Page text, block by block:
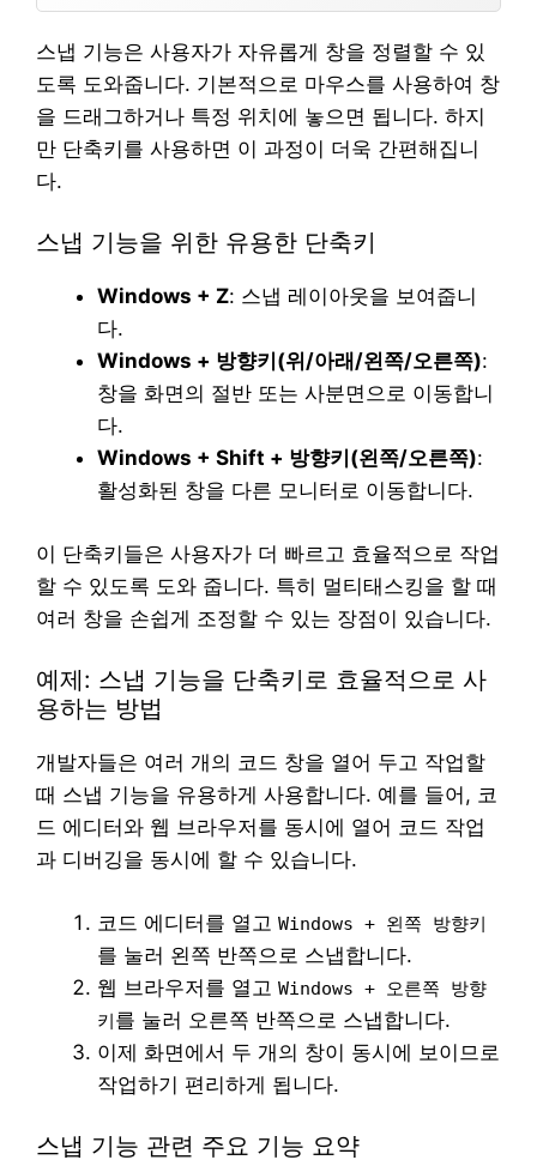
스냅 기능은 사용자가 자유롭게 창을 정렬할 수 있
도록 도와줍니다. 기본적으로 마우스를 사용하여 창
을 드래그하거나 특정 위치에 놓으면 됩니다. 하지
만 단축키를 사용하면 이 과정이 더욱 간편해집니
다.
스냅 기능을 위한 유용한 단축키
Windows + Z: 스냅 레이아웃을 보여줍니
다.
Windows + 방향키(위/아래/왼쪽/오른쪽):
창을 화면의 절반 또는 사분면으로 이동합니
다.
Windows + Shift + 방향키(왼쪽/오른쪽):
활성화된 창을 다른 모니터로 이동합니다.
이 단축키들은 사용자가 더 빠르고 효율적으로 작업
할 수 있도록 도와 줍니다. 특히 멀티태스킹을 할 때
여러 창을 손쉽게 조정할 수 있는 장점이 있습니다.
예제: 스냅 기능을 단축키로 효율적으로 사
용하는 방법
개발자들은 여러 개의 코드 창을 열어 두고 작업할
때 스냅 기능을 유용하게 사용합니다. 예를 들어, 코
드 에디터와 웹 브라우저를 동시에 열어 코드 작업
과 디버깅을 동시에 할 수 있습니다.
코드 에디터를 열고 Windows + 왼쪽 방향키
를 눌러 왼쪽 반쪽으로 스냅합니다.
웹 브라우저를 열고 Windows + 오른쪽 방향
키를 눌러 오른쪽 반쪽으로 스냅합니다.
이제 화면에서 두 개의 창이 동시에 보이므로
작업하기 편리하게 됩니다.
스냅 기능 관련 주요 기능 요약